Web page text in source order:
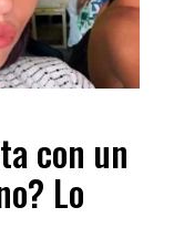
con un
Lo